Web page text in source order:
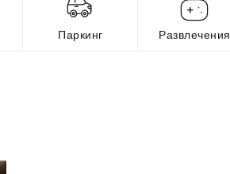
Паркинг Развлечения